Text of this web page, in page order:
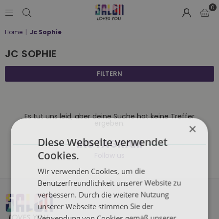
0
Home | Jc Sophie
JC SOPHIE
FILTERN
Es tut uns leid, aber deine Suche hat keine Treffer
INSTAGRAM
×
Diese Webseite verwendet
Cookies.
Wir verwenden Cookies, um die
Benutzerfreundlichkeit unserer Website zu
verbessern. Durch die weitere Nutzung
unserer Webseite stimmen Sie der